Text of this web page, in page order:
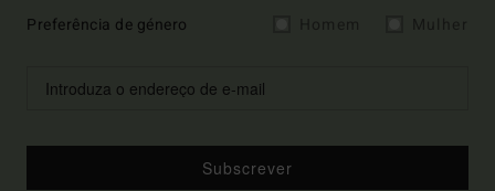
Preferência de género
Subscrever